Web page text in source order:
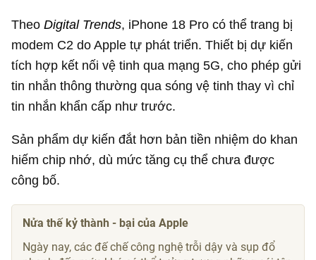
TheoDigital Trends, iPhone 18 Pro có thể trang bị
modem C2 do Apple tự phát triển. Thiết bị dự kiến
tích hợp kết nối vệ tinh qua mạng 5G, cho phép gửi
tin nhắn thông thường qua sóng vệ tinh thay vì chỉ
tin nhắn khẩn cấp như trước.
Sản phẩm dự kiến đắt hơn bản tiền nhiệm do khan
hiếm chip nhớ, dù mức tăng cụ thể chưa được
công bố.
Nửa thế kỷ thành - bại của Apple
Ngày nay, các đế chế công nghệ trỗi dậy và sụp đổ